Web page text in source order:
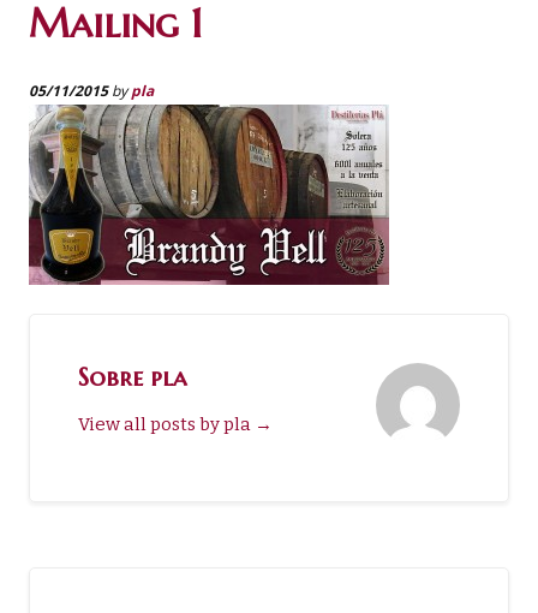
Mailing 1
05/11/2015bypla
Sobre pla
View all posts by pla →